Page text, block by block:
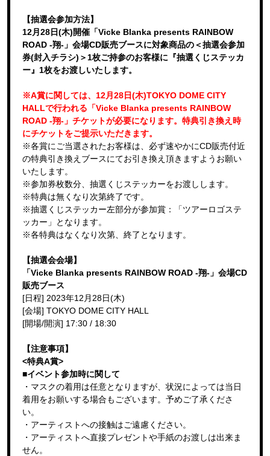
【抽選会参加方法】
12月28日(木)開催「Vicke Blanka presents RAINBOW
ROAD -翔-」会場CD販売ブースに対象商品の＜抽選会参加
券(封入チラシ)＞1枚ご持参のお客様に『抽選くじステッカ
ー』1枚をお渡しいたします。
※A賞に関しては、12月28日(木)TOKYO DOME CITY
HALLで行われる「Vicke Blanka presents RAINBOW
ROAD -翔-」チケットが必要になります。特典引き換え時
にチケットをご提示いただきます。
※各賞にご当選されたお客様は、必ず速やかにCD販売付近
の特典引き換えブースにてお引き換え頂きますようお願い
いたします。
※参加券枚数分、抽選くじステッカーをお渡しします。
※特典は無くなり次第終了です。
※抽選くじステッカー左部分が参加賞：「ツアーロゴステ
ッカー」となります。
※各特典はなくなり次第、終了となります。
【抽選会会場】
「Vicke Blanka presents RAINBOW ROAD -翔-」会場CD
販売ブース
[日程] 2023年12月28日(木)
[会場] TOKYO DOME CITY HALL
[開場/開演] 17:30 / 18:30
【注意事項】
<特典A賞>
■イベント参加時に関して
・マスクの着用は任意となりますが、状況によっては当日
着用をお願いする場合もございます。予めご了承くださ
い。
・アーティストへの接触はご遠慮ください。
・アーティストへ直接プレゼントや手紙のお渡しは出来ま
せん。